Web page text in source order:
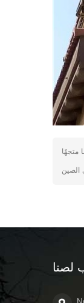
متجهًا
لصتا